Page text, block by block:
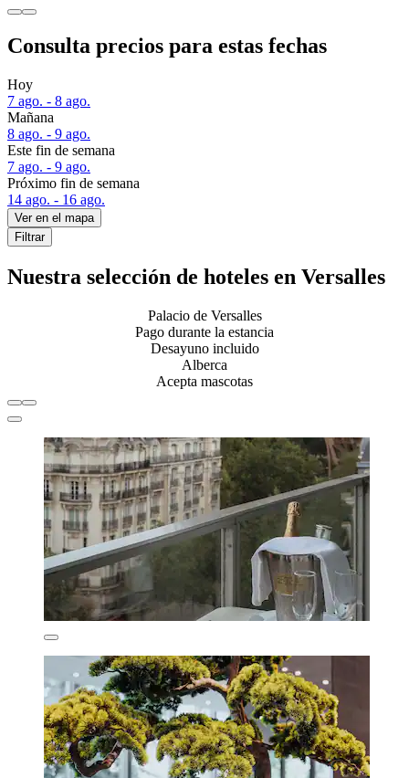
Consulta precios para estas fechas
Hoy
7 ago. - 8 ago.
Mañana
8 ago. - 9 ago.
Este fin de semana
7 ago. - 9 ago.
Próximo fin de semana
14 ago. - 16 ago.
Ver en el mapa
Filtrar
Nuestra selección de hoteles en Versalles
Palacio de Versalles
Pago durante la estancia
Desayuno incluido
Alberca
Acepta mascotas